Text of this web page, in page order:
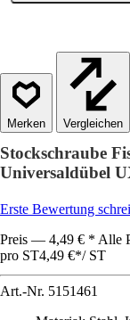
Vergleichen
Stockschraube
Universaldübel
Erste Bewertung
Preis — 4,49 € * Alle
pro ST4,49 €*/ ST
Art.-Nr. 5151461